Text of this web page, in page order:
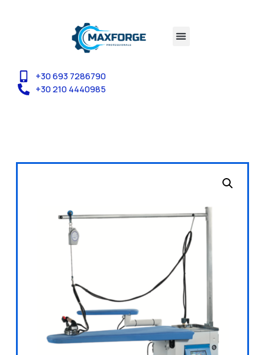
+30 693 7286790
+30 210 4440985